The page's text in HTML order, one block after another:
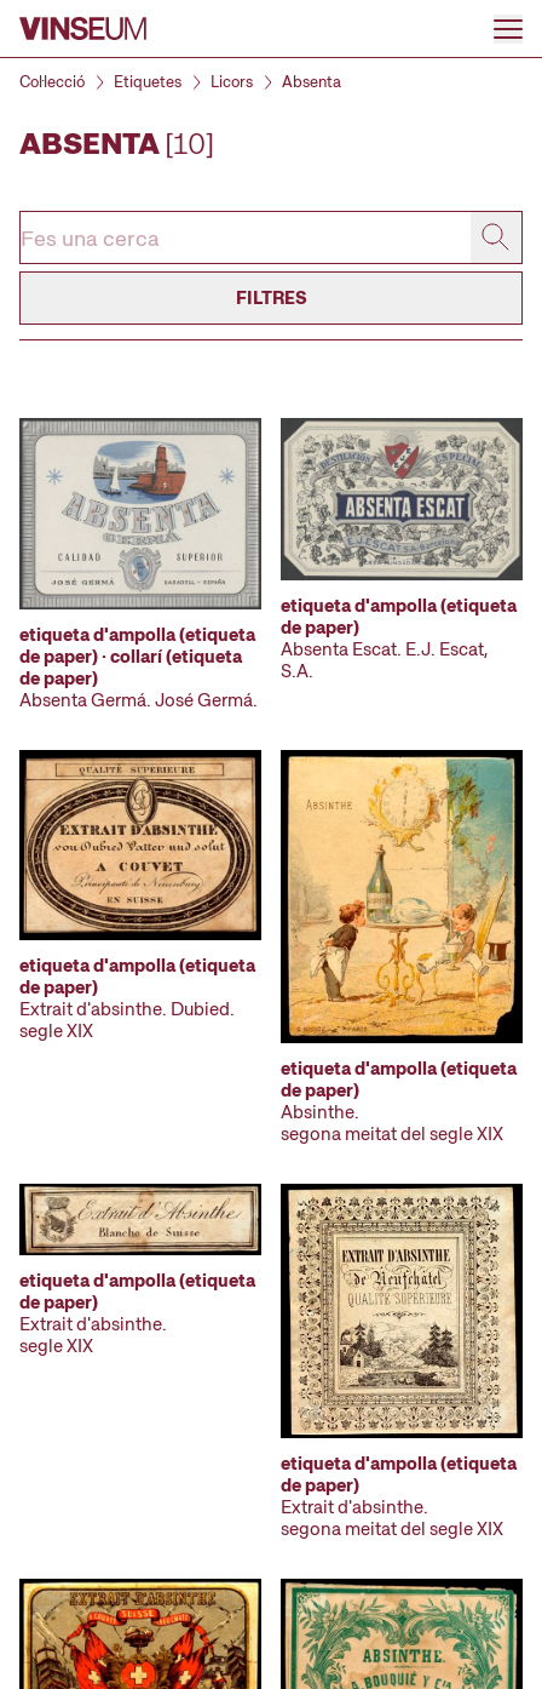
Anar al contingut
Col·lecció Etiquetes Licors Absenta
ABSENTA[10]
FILTRES
etiqueta d'ampolla (etiqueta
de paper) · collarí (etiqueta
de paper)
Absenta Germá. José Germá.
etiqueta d'ampolla (etiqueta
de paper)
Absenta Escat. E.J. Escat,
S.A.
etiqueta d'ampolla (etiqueta
de paper)
Extrait d'absinthe. Dubied.
segle XIX
etiqueta d'ampolla (etiqueta
de paper)
Absinthe.
segona meitat del segle XIX
etiqueta d'ampolla (etiqueta
de paper)
Extrait d'absinthe.
segle XIX
etiqueta d'ampolla (etiqueta
de paper)
Extrait d'absinthe.
segona meitat del segle XIX